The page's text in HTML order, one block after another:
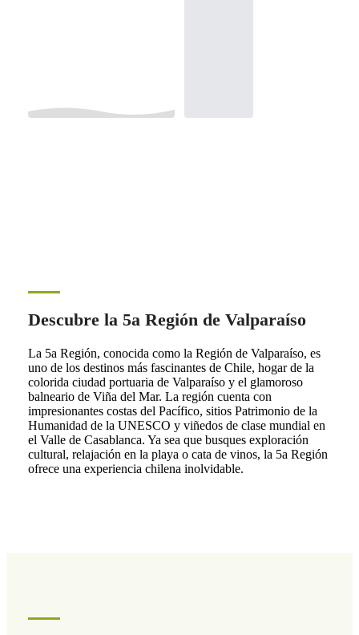
Descubre la 5a Región de Valparaíso
La 5a Región, conocida como la Región de Valparaíso, es
uno de los destinos más fascinantes de Chile, hogar de la
colorida ciudad portuaria de Valparaíso y el glamoroso
balneario de Viña del Mar. La región cuenta con
impresionantes costas del Pacífico, sitios Patrimonio de la
Humanidad de la UNESCO y viñedos de clase mundial en
el Valle de Casablanca. Ya sea que busques exploración
cultural, relajación en la playa o cata de vinos, la 5a Región
ofrece una experiencia chilena inolvidable.